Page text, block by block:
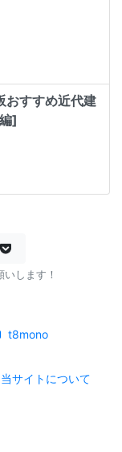
おすすめ近代建
]
します！
t8mono
当サイトについて